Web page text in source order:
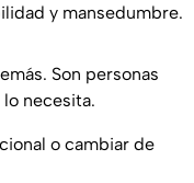
y mansedumbre.
Son personas
necesita.
o cambiar de